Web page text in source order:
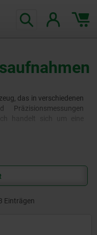
das in verschiedenen
wurde. Ein
Einträgen